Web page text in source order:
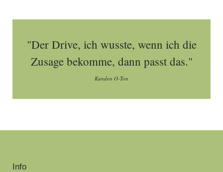
"Der Drive, ich wusste, wenn ich die
Zusage bekomme, dann passt das."
Kunden O-Ton
Info